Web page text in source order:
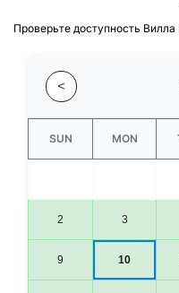
Проверьте доступность
<
SUN MON
2 3
9 10